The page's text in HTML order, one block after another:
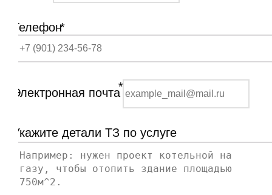
Телефон*
Электронная почта*
Укажите детали ТЗ по услуге